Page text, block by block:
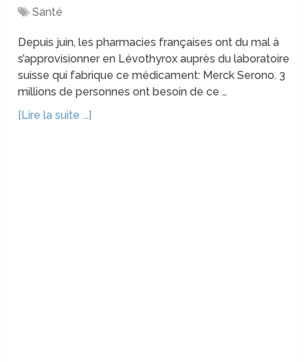
Santé
Depuis juin, les pharmacies françaises ont du mal à
s’approvisionner en Lévothyrox auprès du laboratoire
suisse qui fabrique ce médicament: Merck Serono. 3
millions de personnes ont besoin de ce …
[Lire la suite ...]